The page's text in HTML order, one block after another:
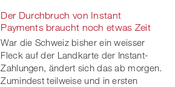
Der Durchbruch von Instant
Payments braucht noch etwas Zeit
War die Schweiz bisher ein weisser
Fleck auf der Landkarte der Instant-
Zahlungen, ändert sich das ab morgen.
Zumindest teilweise und in ersten